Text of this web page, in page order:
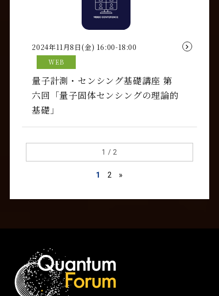
2024年11月8日(金) 16:00-18:00
WEB
量子計測・センシング基礎講座 第
六回「量子固体センシングの理論的
基礎」
1 / 2
1 2 »